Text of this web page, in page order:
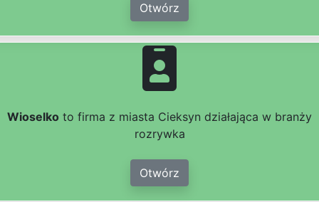
Otwórz
Wioselko to firma z miasta Cieksyn działająca w branży
rozrywka
Otwórz